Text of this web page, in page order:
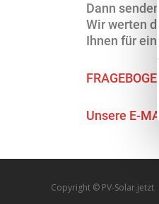
Dann
Wir werten
Ihnen für
FRAGEBOGEN
Unsere E-
Copyright © PV-Solar.jetzt